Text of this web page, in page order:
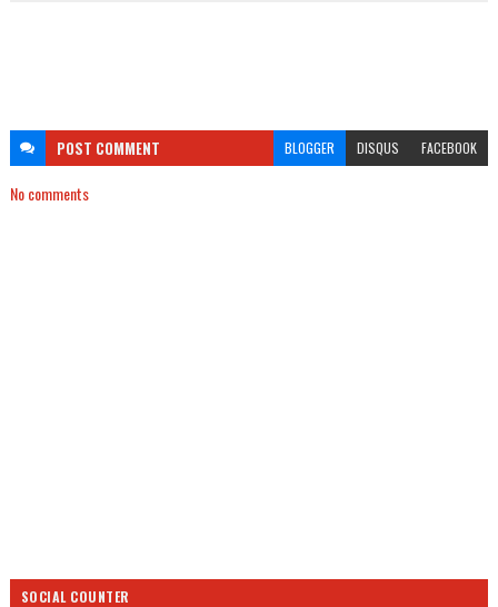
POST COMMENT BLOGGER DISQUS FACEBOOK
No comments
SOCIAL COUNTER